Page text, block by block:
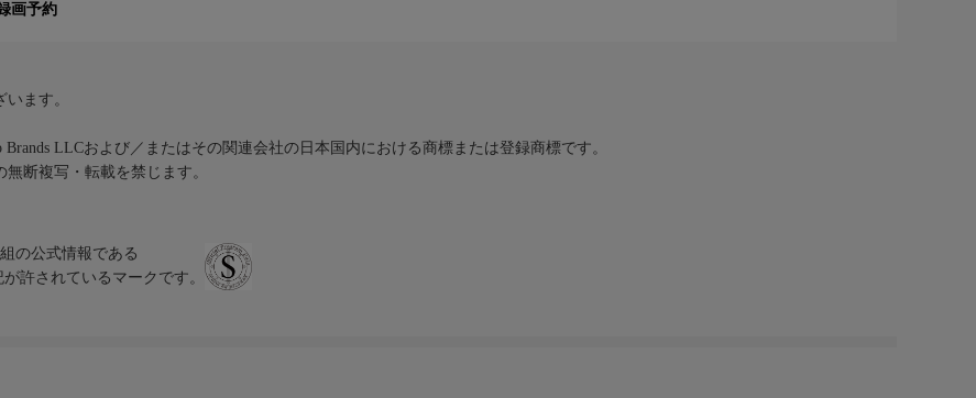
画予約
ます。
LLCおよび／またはその関連会社の日本国内における商標または登録商標です。
断複写・転載を禁じます。
の公式情報である
許されているマークです。